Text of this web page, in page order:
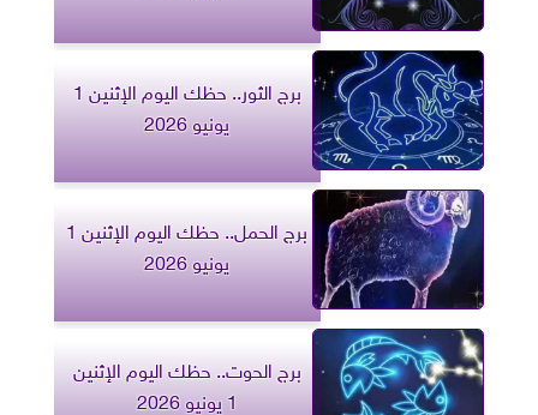
برج الثور.. حظك اليوم الإثنين 1
يونيو 2026
برج الحمل.. حظك اليوم الإثنين 1
يونيو 2026
برج الحوت.. حظك اليوم الإثنين
1 يونيو 2026